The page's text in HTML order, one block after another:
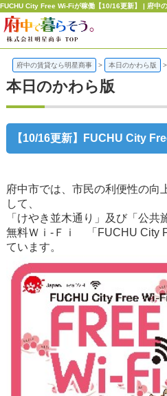
FUCHU City Free Wi-Fiが稼働【10/16更新】 | 府中
府中の賃貸なら明星商事 > 本日のかわら版 >
本日のかわら版
【10/16更新】FUCHU City
府中市では、市民の利便性の向
して、
「けやき並木通り」及び「公共
無料Ｗｉ-Ｆｉ
「FUCHU City
ています。